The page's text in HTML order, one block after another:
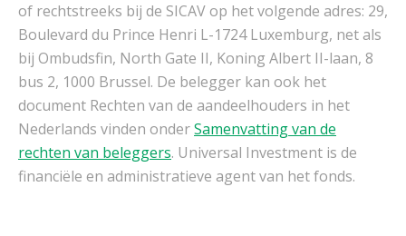
of rechtstreeks bij de SICAV op het volgende adres: 29,
Boulevard du Prince Henri L-1724 Luxemburg, net als
bij Ombudsfin, North Gate II, Koning Albert II-laan, 8
bus 2, 1000 Brussel. De belegger kan ook het
document Rechten van de aandeelhouders in het
Nederlands vinden onderSamenvatting van de
rechten van beleggers. Universal Investment is de
financiële en administratieve agent van het fonds.